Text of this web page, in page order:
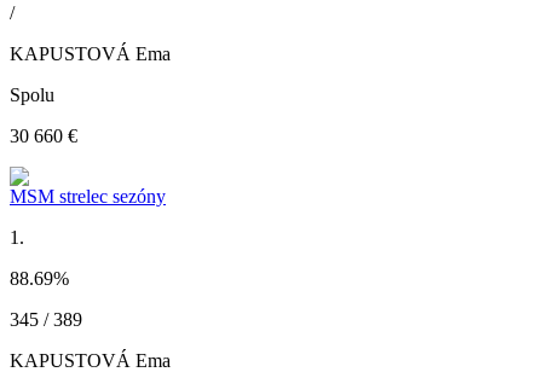
/
KAPUSTOVÁ Ema
Spolu
30 660 €
MSM strelec sezóny
1.
88.69%
345 / 389
KAPUSTOVÁ Ema